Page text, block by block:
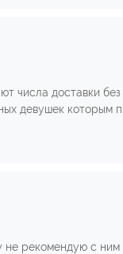
числа доставки
девушек которым
рекомендую с ним